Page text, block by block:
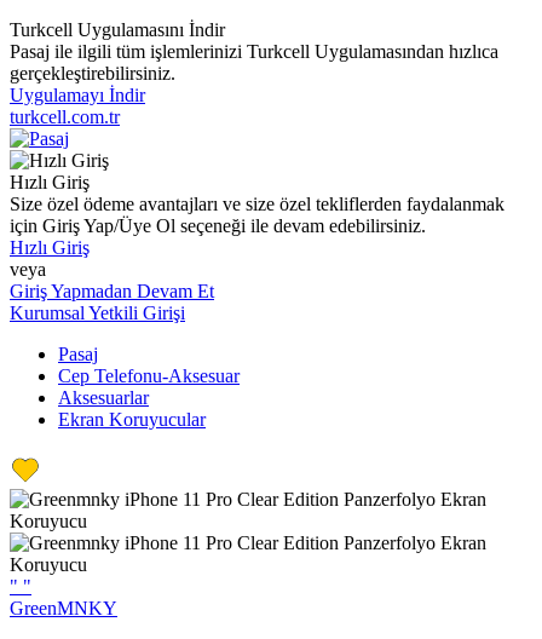
Turkcell Uygulamasını İndir
Pasaj ile ilgili tüm işlemlerinizi Turkcell Uygulamasından hızlıca
gerçekleştirebilirsiniz.
Uygulamayı İndir
turkcell.com.tr
Hızlı Giriş
Size özel ödeme avantajları ve size özel tekliflerden faydalanmak
için Giriş Yap/Üye Ol seçeneği ile devam edebilirsiniz.
Hızlı Giriş
veya
Giriş Yapmadan Devam Et
Kurumsal Yetkili Girişi
Pasaj
Cep Telefonu-Aksesuar
Aksesuarlar
Ekran Koruyucular
" "
GreenMNKY